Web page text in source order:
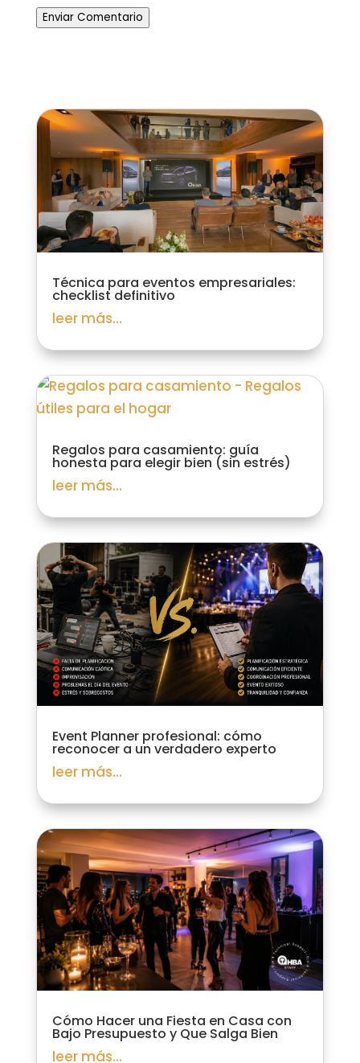
Enviar Comentario
Técnica para eventos empresariales:
checklist definitivo
leer más...
Regalos para casamiento: guía
honesta para elegir bien (sin estrés)
leer más...
Event Planner profesional: cómo
reconocer a un verdadero experto
leer más...
Cómo Hacer una Fiesta en Casa con
Bajo Presupuesto y Que Salga Bien
leer más...